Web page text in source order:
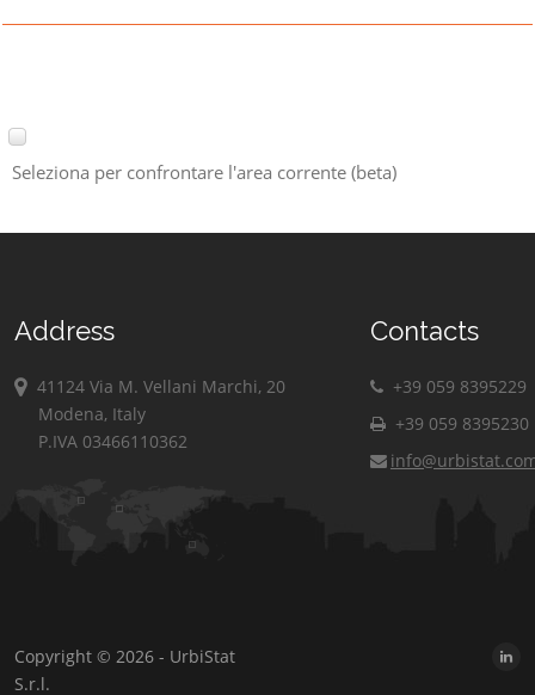
Seleziona per confrontare l'area corrente (beta)
Address
41124 Via M. Vellani Marchi, 20
Modena, Italy
P.IVA 03466110362
Contacts
+39 059 8395229
+39 059 8395230
Copyright © 2026 - UrbiStat
S.r.l.